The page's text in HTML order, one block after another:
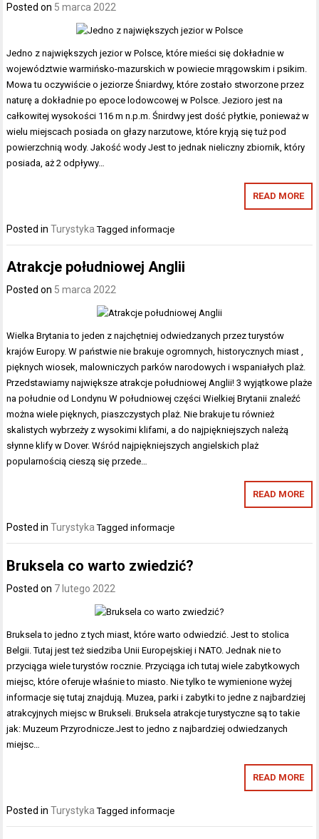
Posted on 5 marca 2022
Jedno z największych jezior w Polsce, które mieści się dokładnie w
województwie warmińsko-mazurskich w powiecie mrągowskim i psikim.
Mowa tu oczywiście o jeziorze Śniardwy, które zostało stworzone przez
naturę a dokładnie po epoce lodowcowej w Polsce. Jezioro jest na
całkowitej wysokości 116 m n.p.m. Śnirdwy jest dość płytkie, ponieważ w
wielu miejscach posiada on głazy narzutowe, które kryją się tuż pod
powierzchnią wody. Jakość wody Jest to jednak nieliczny zbiornik, który
posiada, aż 2 odpływy…
READ MORE
Posted inTurystyka Taggedinformacje
Atrakcje południowej Anglii
Posted on 5 marca 2022
Wielka Brytania to jeden z najchętniej odwiedzanych przez turystów
krajów Europy. W państwie nie brakuje ogromnych, historycznych miast ,
pięknych wiosek, malowniczych parków narodowych i wspaniałych plaż.
Przedstawiamy największe atrakcje południowej Anglii! 3 wyjątkowe plaże
na południe od Londynu W południowej części Wielkiej Brytanii znaleźć
można wiele pięknych, piaszczystych plaż. Nie brakuje tu również
skalistych wybrzeży z wysokimi klifami, a do najpiękniejszych należą
słynne klify w Dover. Wśród najpiękniejszych angielskich plaż
popularnością cieszą się przede…
READ MORE
Posted inTurystyka Taggedinformacje
Bruksela co warto zwiedzić?
Posted on 7 lutego 2022
Bruksela to jedno z tych miast, które warto odwiedzić. Jest to stolica
Belgii. Tutaj jest też siedziba Unii Europejskiej i NATO. Jednak nie to
przyciąga wiele turystów rocznie. Przyciąga ich tutaj wiele zabytkowych
miejsc, które oferuje właśnie to miasto. Nie tylko te wymienione wyżej
informacje się tutaj znajdują. Muzea, parki i zabytki to jedne z najbardziej
atrakcyjnych miejsc w Brukseli. Bruksela atrakcje turystyczne są to takie
jak: Muzeum Przyrodnicze.Jest to jedno z najbardziej odwiedzanych
miejsc…
READ MORE
Posted inTurystyka Taggedinformacje